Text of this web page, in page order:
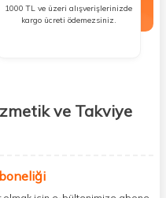
1000 TL ve üzeri alışverişlerinizde
kargo ücreti ödemezsiniz.
ve Takviye
ürünlerini sizlerle
gerek yok;